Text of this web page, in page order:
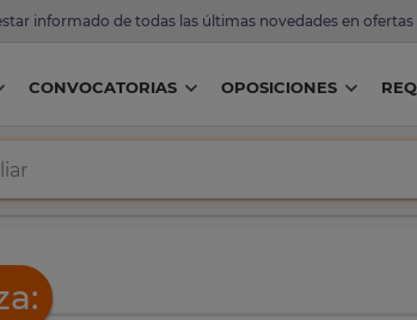
informado de todas las últimas novedades en
CONVOCATORIAS OPOSICIONES